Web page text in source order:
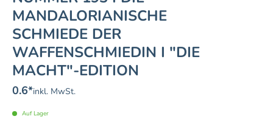
MANDALORIANISCHE
SCHMIEDE DER
WAFFENSCHMIEDIN I "DIE
MACHT"-EDITION
0.6*inkl. MwSt.
Auf Lager